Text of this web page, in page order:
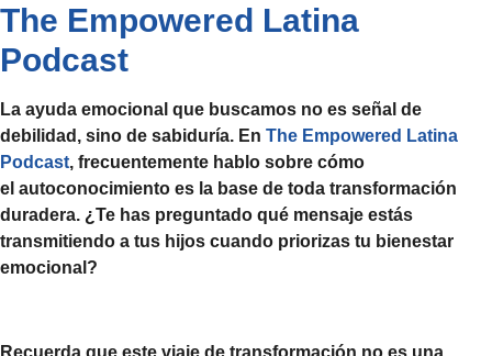
The Empowered Latina
Podcast
La ayuda emocional que buscamos no es señal de
debilidad, sino de sabiduría. En The Empowered Latina
Podcast, frecuentemente hablo sobre cómo
el autoconocimiento es la base de toda transformación
duradera. ¿Te has preguntado qué mensaje estás
transmitiendo a tus hijos cuando priorizas tu bienestar
emocional?
Recuerda que este viaje de transformación no es una